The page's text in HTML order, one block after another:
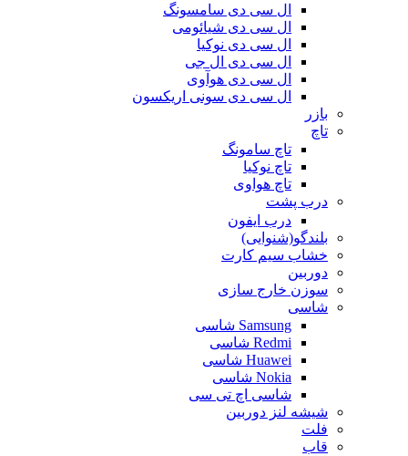
ال سی دی سامسونگ
ال سی دی شیائومی
ال سی دی نوکیا
ال سی دی ال جی
ال سی دی هوآوی
ال سی دی سونی اریکسون
بازر
تاچ
تاچ سامونگ
تاچ نوکیا
تاچ هواوی
درب پشت
درب ایفون
بلندگو(شنوایی)
خشاب سیم کارت
دوربین
سوزن خارج سازی
شاسی
Samsung شاسی
Redmi شاسی
Huawei شاسی
Nokia شاسی
شاسی اچ تی سی
شیشه لنز دوربین
فلت
قاب